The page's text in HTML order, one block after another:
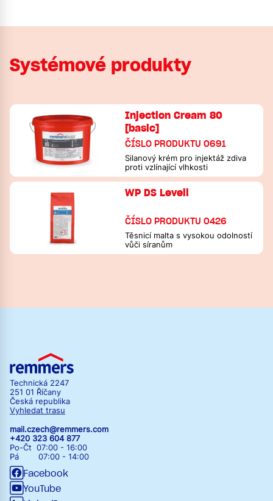
Systémové produkty
Injection Cream 80
[basic]
ČÍSLO PRODUKTU 0691
Silanový krém pro injektáž zdiva
proti vzlínající vlhkosti
WP DS Levell
ČÍSLO PRODUKTU 0426
Těsnicí malta s vysokou odolností
vůči síranům
Technická 2247
251 01 Říčany
Česká republika
Vyhledat trasu
mail.czech@remmers.com
+420 323 604 877
Po-Čt 07:00 - 16:00
Pá 07:00 - 14:00
Facebook
YouTube